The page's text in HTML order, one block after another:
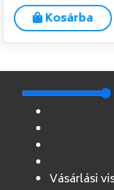
Kosárba
Vásárlási